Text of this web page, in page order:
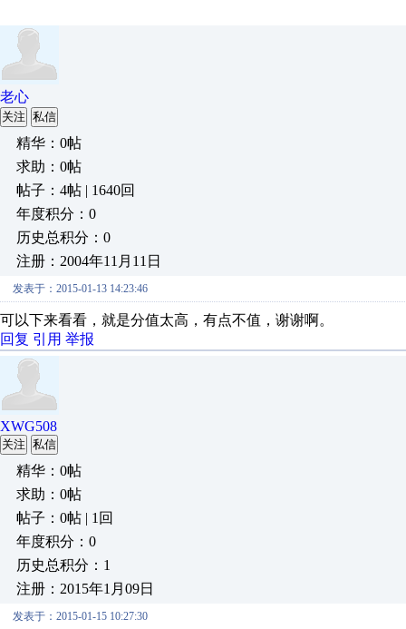
老心
关注 私信
精华：0帖
求助：0帖
帖子：4帖 | 1640回
年度积分：0
历史总积分：0
注册：2004年11月11日
发表于：2015-01-13 14:23:46
可以下来看看，就是分值太高，有点不值，谢谢啊。
回复 引用 举报
XWG508
关注 私信
精华：0帖
求助：0帖
帖子：0帖 | 1回
年度积分：0
历史总积分：1
注册：2015年1月09日
发表于：2015-01-15 10:27:30